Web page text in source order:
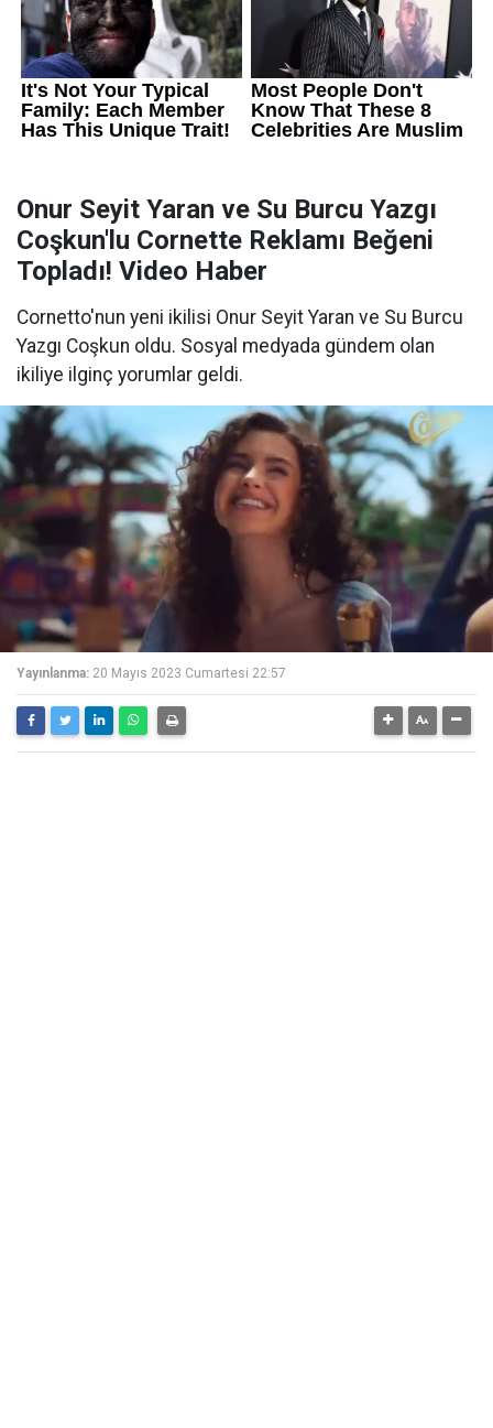
Onur Seyit Yaran ve Su Burcu Yazgı
Coşkun'lu Cornette Reklamı Beğeni
Topladı! Video Haber
Cornetto'nun yeni ikilisi Onur Seyit Yaran ve Su Burcu
Yazgı Coşkun oldu. Sosyal medyada gündem olan
ikiliye ilginç yorumlar geldi.
Yayınlanma: 20 Mayıs 2023 Cumartesi 22:57